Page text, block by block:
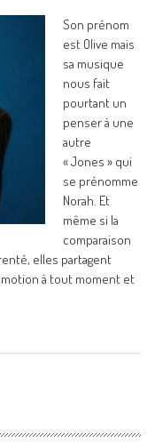
Son prénom
est Olive mais
sa musique
nous fait
pourtant un
penser à une
autre
« Jones » qui
se prénomme
Norah. Et
même si la
comparaison
elles partagent
à tout moment et